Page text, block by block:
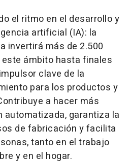
el ritmo en el desarrollo y
artificial (IA): la
invertirá más de 2.500
ámbito hasta finales
clave de la
para los productos y
a hacer más
automatizada, garantiza la
de fabricación y facilita
tanto en el trabajo
y en el hogar.